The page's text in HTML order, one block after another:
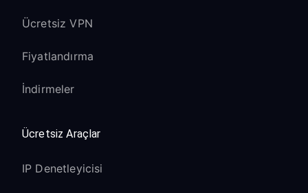
Ücretsiz VPN
Fiyatlandırma
İndirmeler
Ücretsiz Araçlar
IP Denetleyicisi